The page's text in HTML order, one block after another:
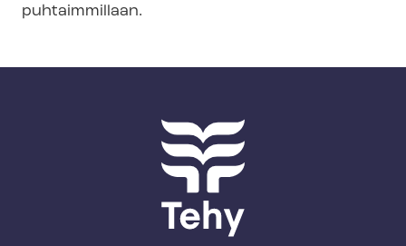
puhtaimmillaan.